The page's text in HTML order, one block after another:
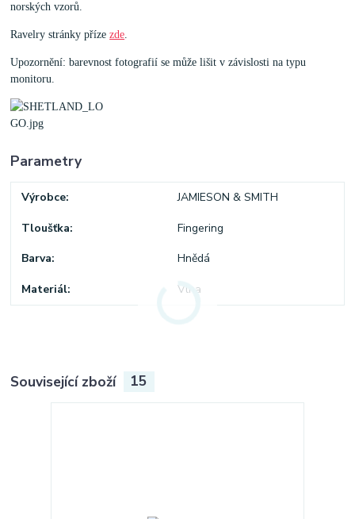
norských vzorů.
Ravelry stránky přízezde.
Upozornění: barevnost fotografií se může lišit v závislosti na typu
monitoru.
Parametry
Výrobce JAMIESON & SMITH
Tloušťka Fingering
Barva Hnědá
Materiál Vlna
Související zboží 15